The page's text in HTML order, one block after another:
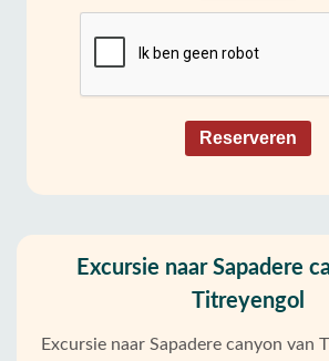
Reserveren
Excursie naar Sapadere
Titreyengol
Excursie naar Sapadere canyon van